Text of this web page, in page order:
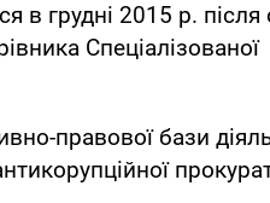
в грудні 2015 р. після
Спеціалізованої
правової бази